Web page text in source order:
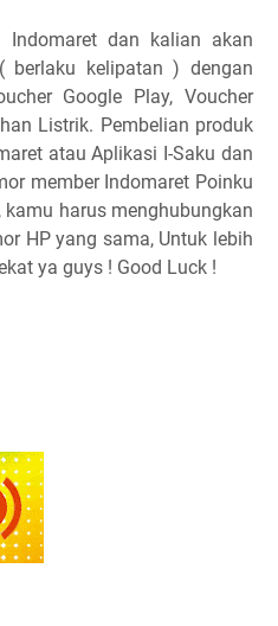
Indomaret dan kalian akan
berlaku kelipatan ) dengan
Google Play, Voucher
Listrik. Pembelian produk
atau Aplikasi I-Saku dan
member Indomaret Poinku
harus menghubungkan
HP yang sama, Untuk lebih
ya guys ! Good Luck !